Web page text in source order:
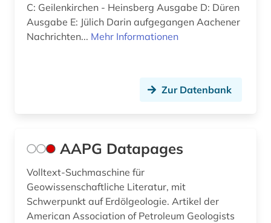
barcelona (2)
bayerische staatsbibliothek (6)
bayern (14)
C: Geilenkirchen - Heinsberg Ausgabe D: Düren
Ausgabe E: Jülich Darin aufgegangen Aachener
Nachrichten... Mehr Informationen
Zur Datenbank
AAPG Datapages
Volltext-Suchmaschine für
Geowissenschaftliche Literatur, mit
Schwerpunkt auf Erdölgeologie. Artikel der
American Association of Petroleum Geologists